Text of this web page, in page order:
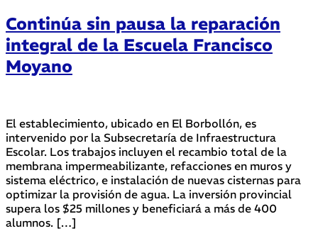
Continúa sin pausa la reparación
integral de la Escuela Francisco
Moyano
El establecimiento, ubicado en El Borbollón, es
intervenido por la Subsecretaría de Infraestructura
Escolar. Los trabajos incluyen el recambio total de la
membrana impermeabilizante, refacciones en muros y
sistema eléctrico, e instalación de nuevas cisternas para
optimizar la provisión de agua. La inversión provincial
supera los $25 millones y beneficiará a más de 400
alumnos. […]